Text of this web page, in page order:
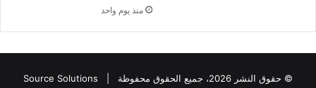
منذ يوم واحد
© حقوق النشر 2026، جميع الحقوق محفوظة | Source Solutions